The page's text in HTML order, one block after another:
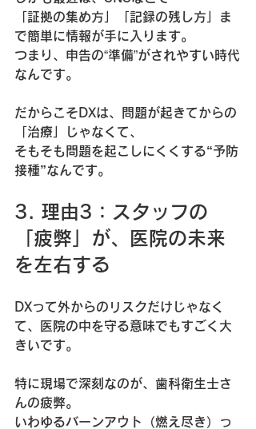
「証拠の集め方」「記録の残し方」ま
で簡単に情報が手に入ります。
つまり、申告の“準備”がされやすい時代
なんです。
だからこそDXは、問題が起きてからの
「治療」じゃなくて、
そもそも問題を起こしにくくする“予防
接種”なんです。
3. 理由3：スタッフの
「疲弊」が、医院の未来
を左右する
DXって外からのリスクだけじゃなく
て、
医院の中を守る意味でもすごく大
きいです。
特に現場で深刻なのが、歯科衛生士さ
んの疲弊。
いわゆるバーンアウト（燃え尽き）っ